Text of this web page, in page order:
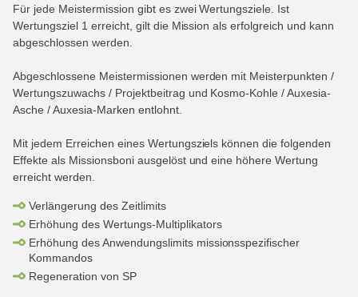
Für jede Meistermission gibt es zwei Wertungsziele. Ist
Wertungsziel 1 erreicht, gilt die Mission als erfolgreich und kann
abgeschlossen werden.
Abgeschlossene Meistermissionen werden mit Meisterpunkten /
Wertungszuwachs / Projektbeitrag und Kosmo-Kohle / Auxesia-
Asche / Auxesia-Marken entlohnt.
Mit jedem Erreichen eines Wertungsziels können die folgenden
Effekte als Missionsboni ausgelöst und eine höhere Wertung
erreicht werden.
Verlängerung des Zeitlimits
Erhöhung des Wertungs-Multiplikators
Erhöhung des Anwendungslimits missionsspezifischer
Kommandos
Regeneration von SP